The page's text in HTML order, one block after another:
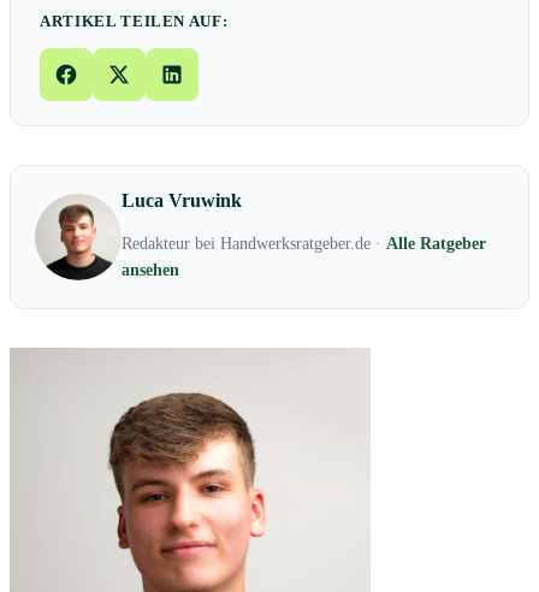
ARTIKEL TEILEN AUF:
Luca Vruwink
Redakteur bei Handwerksratgeber.de · Alle Ratgeber
ansehen